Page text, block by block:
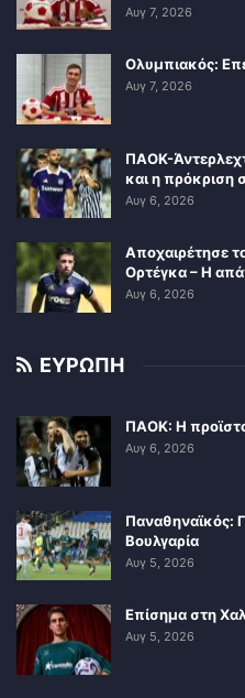
Αυγ 7, 2026
Ολυμπιακός:
Αυγ 7, 2026
ΠΑΟΚ-
και η πρόκριση
Αυγ 6, 2026
Αποχαιρέτησε
Ορτέγκα – Η
Αυγ 6, 2026
ΕΥΡΩΠΗ
ΠΑΟΚ: Η
Αυγ 6, 2026
Παναθηναϊκός:
Βουλγαρία
Αυγ 5, 2026
Επίσημα στη
Αυγ 5, 2026